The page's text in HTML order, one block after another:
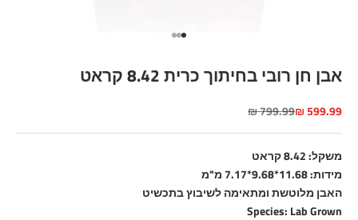
עבור לפריט 1
עבור לפריט 2
עבור לפריט 3
אבן חן רובי בחיתוך כרית 8.42 קראט
מחיר מבצע
599.99 ₪ מחיר רגיל
799.99 ₪
משקל: 8.42 קראט
מידות: 11.68*9.68*7.17 מ"מ
האבן מלוטשת ומתאימה לשיבוץ בתכשיט
Species: Lab Grown